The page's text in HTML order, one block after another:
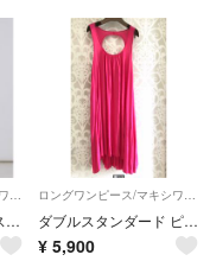
新品未使用☆ダブルスタンダードクロージン アメリカンスリーブロングワンピース ダブルスタンダード ピンク アシンメトリーワンピース
¥ 5,900